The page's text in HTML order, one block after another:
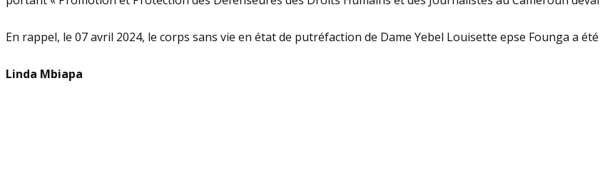
En rappel, le 07 avril 2024, le corps sans vie en état de putréfaction de Dame Yebel Louisette epse Founga a
Linda Mbiapa